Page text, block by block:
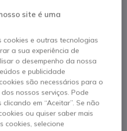
de acordo com as condições
garantir
inclusive em condições de
em qualquer
Plug & Play, será fácil e
qualquer sala. Poderá
numa sala de reuniões, ou
tamanho, poderá levá-la
site é uma
cookies e outras tecnologias
a sua experiência de
o desempenho da nossa
e publicidade
são necessários para o
nossos serviços. Pode
em “Aceitar”. Se não
ou quiser saber mais
cookies, selecione